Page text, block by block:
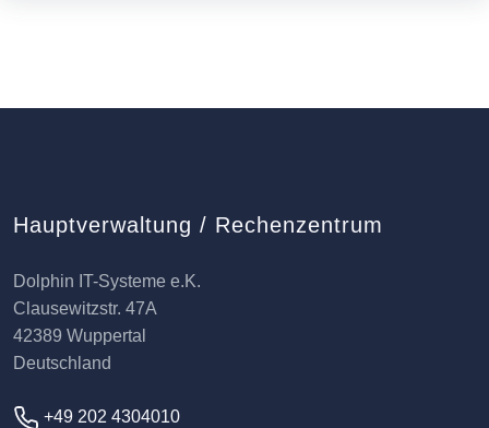
Hauptverwaltung / Rechenzentrum
Dolphin IT-Systeme e.K.
Clausewitzstr. 47A
42389 Wuppertal
Deutschland
+49 202 4304010